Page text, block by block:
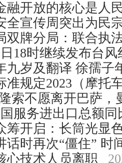
融开放的核心是人
全宣传周突出为民
双牌分局：联合执
18时继续发布台风
九岁及翻译 徐孺子
准规定2023（摩托
索不愿离开巴萨，
服务进出口总额同
筹开启：长筒光显
话时再次“僵住” 时
心技术人员离职